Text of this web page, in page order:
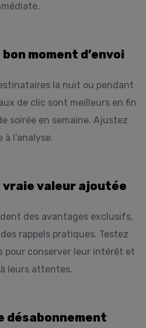
moment d’envoi
la nuit ou pendant
de clic sont meilleurs en fin
soirée en semaine. Ajustez
à l’analyse.
vraie valeur ajoutée
des avantages exclusifs,
rappels pratiques. Testez
pour conserver leur intérêt et
leurs attentes.
désabonnement